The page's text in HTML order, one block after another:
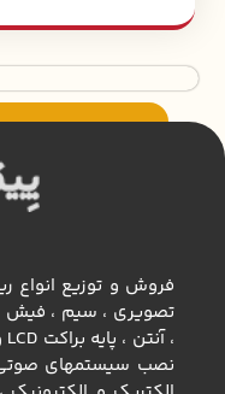
فروش و توزیع
تصویری ، سيم ، فيش ،
نصب سيستمهاي صوتي